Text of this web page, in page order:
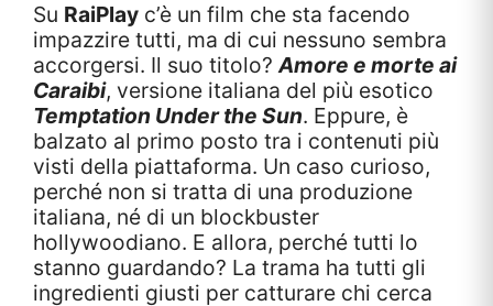
Su RaiPlay c’è un film che sta facendo
impazzire tutti, ma di cui nessuno sembra
accorgersi. Il suo titolo?Amore e morte ai
Caraibi, versione italiana del più esotico
Temptation Under the Sun. Eppure, è
balzato al primo posto tra i contenuti più
visti della piattaforma. Un caso curioso,
perché non si tratta di una produzione
italiana, né di un blockbuster
hollywoodiano. E allora, perché tutti lo
stanno guardando? La trama ha tutti gli
ingredienti giusti per catturare chi cerca